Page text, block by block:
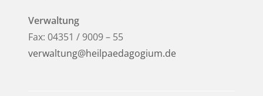
Verwaltung
Fax: 04351 / 9009 – 55
verwaltung@heilpaedagogium.de